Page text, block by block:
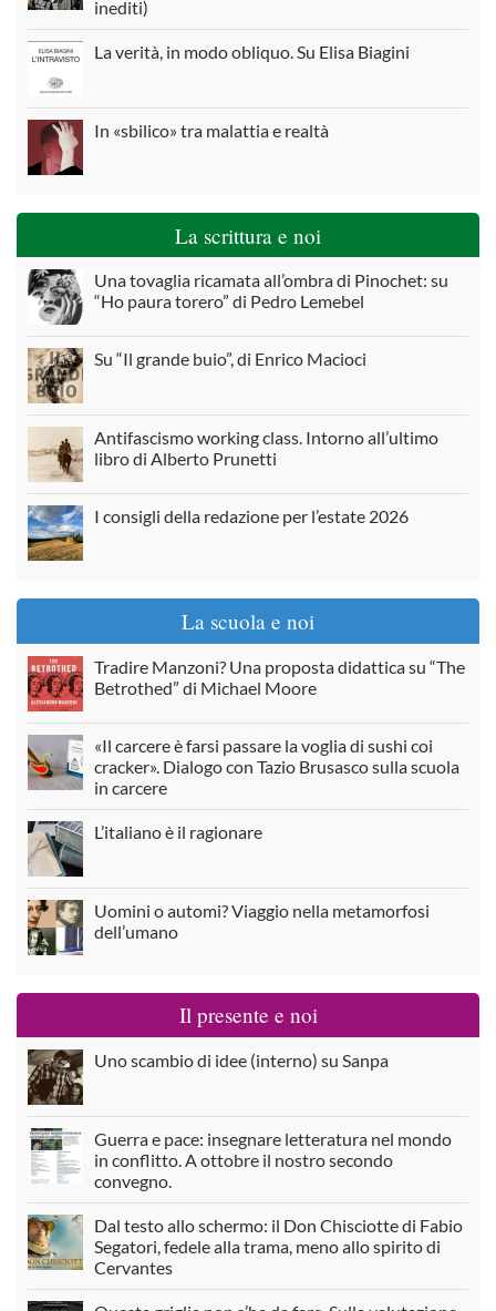
inediti)
La verità, in modo obliquo. Su Elisa Biagini
In «sbilico» tra malattia e realtà
La scrittura e noi
Una tovaglia ricamata all’ombra di Pinochet: su
“Ho paura torero” di Pedro Lemebel
Su “Il grande buio”, di Enrico Macioci
Antifascismo working class. Intorno all’ultimo
libro di Alberto Prunetti
I consigli della redazione per l’estate 2026
La scuola e noi
Tradire Manzoni? Una proposta didattica su “The
Betrothed” di Michael Moore
«Il carcere è farsi passare la voglia di sushi coi
cracker». Dialogo con Tazio Brusasco sulla scuola
in carcere
L’italiano è il ragionare
Uomini o automi? Viaggio nella metamorfosi
dell’umano
Il presente e noi
Uno scambio di idee (interno) su Sanpa
Guerra e pace: insegnare letteratura nel mondo
in conflitto. A ottobre il nostro secondo
convegno.
Dal testo allo schermo: il Don Chisciotte di Fabio
Segatori, fedele alla trama, meno allo spirito di
Cervantes